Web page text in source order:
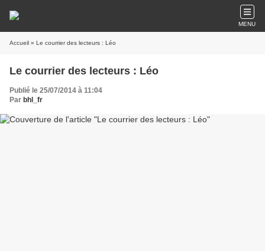
MENU
Accueil » Le courrier des lecteurs : Léo
Le courrier des lecteurs : Léo
Publié le 25/07/2014 à 11:04
Par bhl_fr